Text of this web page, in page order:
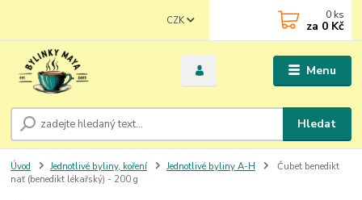
Menu
CZK
Hledat
0 ks
za 0 Kč
Úvod Jednotlivé byliny, koření Jednotlivé byliny A-H
Čubet benedikt
nať (benedikt lékařský) - 200 g